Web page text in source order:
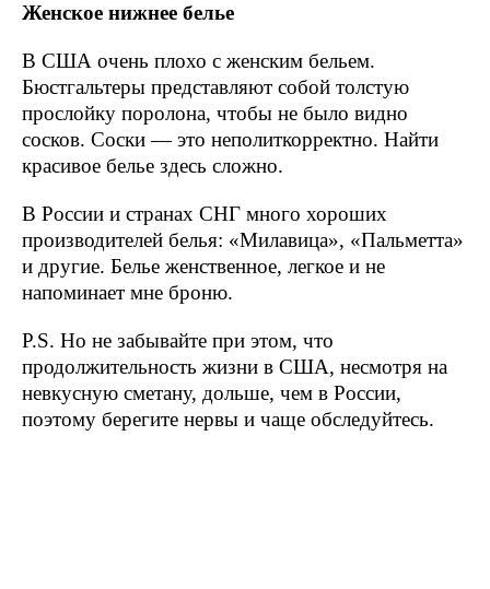
Женское нижнее белье
В США очень плохо с женским бельем.
Бюстгальтеры представляют собой толстую
прослойку поролона, чтобы не было видно
сосков. Соски — это неполиткорректно. Найти
красивое белье здесь сложно.
В России и странах СНГ много хороших
производителей белья: «Милавица», «Пальметта»
и другие. Белье женственное, легкое и не
напоминает мне броню.
P.S. Но не забывайте при этом, что
продолжительность жизни в США, несмотря на
невкусную сметану, дольше, чем в России,
поэтому берегите нервы и чаще обследуйтесь.